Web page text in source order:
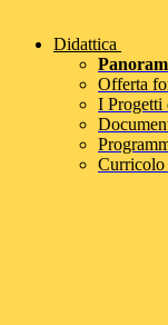
Didattica
Offerta
I Progetti